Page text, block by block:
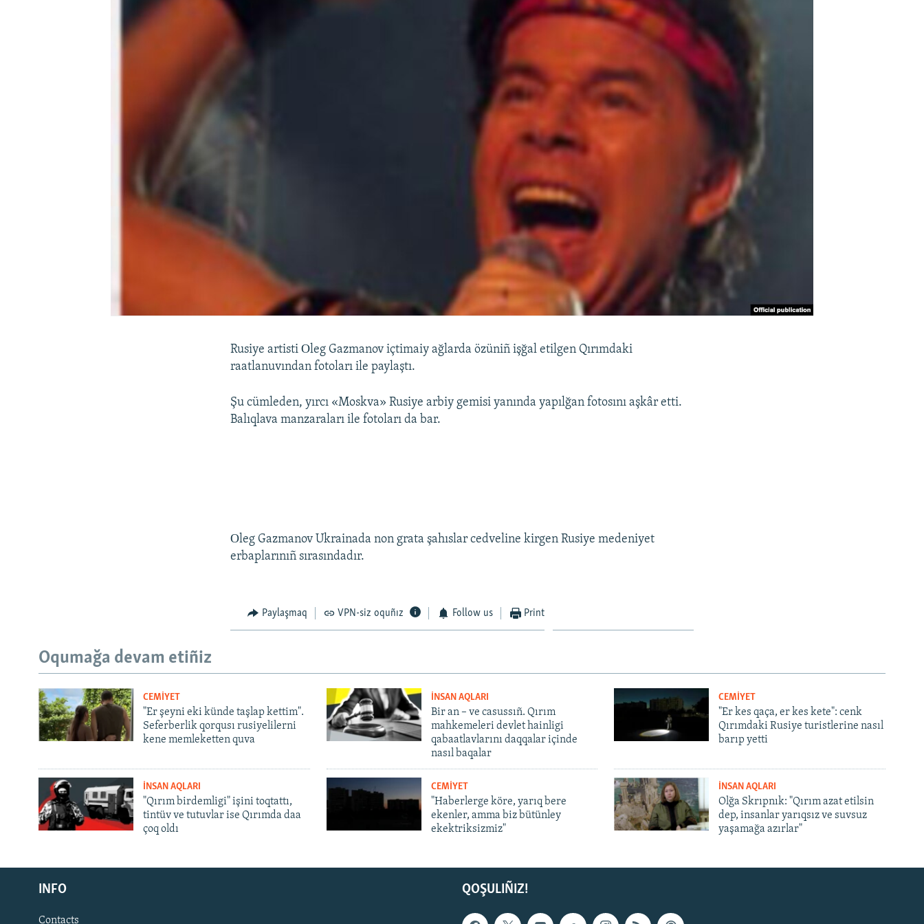
Русский
Українською
Rusiye artisti Оleg Gazmanov içtimaiy ağlarda özüniñ işğal etilgen Qırımdaki
raatlanuvından fotoları ile paylaştı.
Şu cümleden, yırcı «Moskva» Rusiye arbiy gemisi yanında yapılğan fotosını aşkâr etti.
Balıqlava manzaraları ile fotoları da bar.
Оleg Gazmanov Ukrainada non grata şahıslar cedveline kirgen Rusiye medeniyet
erbaplarınıñ sırasındadır.
Paylaşmaq VPN-siz oquñız Follow us Print
Oqumağa devam etiñiz
CEMİYET
"Er şeyni eki künde taşlap kettim".
Seferberlik qorqusı rusiyelilerni
kene memleketten quva
İNSAN AQLARI
Bir an – ve casussıñ. Qırım
mahkemeleri devlet hainligi
qabaatlavlarını daqqalar içinde
nasıl baqalar
CEMİYET
"Er kes qaça, er kes kete": cenk
Qırımdaki Rusiye turistlerine nasıl
barıp yetti
İNSAN AQLARI
"Qırım birdemligi" işini toqtattı,
tintüv ve tutuvlar ise Qırımda daa
çoq oldı
CEMİYET
"Haberlerge köre, yarıq bere
ekenler, amma biz bütünley
ekektriksizmiz"
İNSAN AQLARI
Olğa Skrıpnık: "Qırım azat etilsin
dep, insanlar yarıqsız ve suvsuz
yaşamağa azırlar"
QOŞULIÑIZ!
INFO
Contacts